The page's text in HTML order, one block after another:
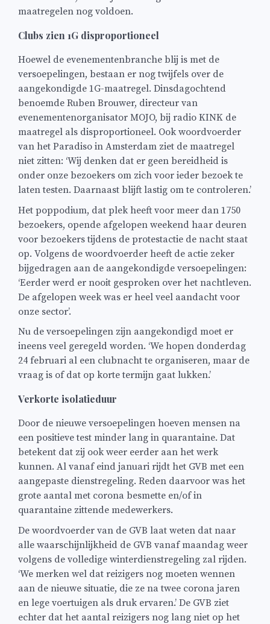
maatregelen nog voldoen.
Clubs zien 1G disproportioneel
Hoewel de evenementenbranche blij is met de
versoepelingen, bestaan er nog twijfels over de
aangekondigde 1G-maatregel. Dinsdagochtend
benoemde Ruben Brouwer, directeur van
evenementenorganisator MOJO, bij radio KINK de
maatregel als disproportioneel. Ook woordvoerder
van het Paradiso in Amsterdam ziet de maatregel
niet zitten: ‘Wij denken dat er geen bereidheid is
onder onze bezoekers om zich voor ieder bezoek te
laten testen. Daarnaast blijft lastig om te controleren.’
Het poppodium, dat plek heeft voor meer dan 1750
bezoekers, opende afgelopen weekend haar deuren
voor bezoekers tijdens de protestactie de nacht staat
op. Volgens de woordvoerder heeft de actie zeker
bijgedragen aan de aangekondigde versoepelingen:
‘Eerder werd er nooit gesproken over het nachtleven.
De afgelopen week was er heel veel aandacht voor
onze sector’.
Nu de versoepelingen zijn aangekondigd moet er
ineens veel geregeld worden. ‘We hopen donderdag
24 februari al een clubnacht te organiseren, maar de
vraag is of dat op korte termijn gaat lukken.’
Verkorte isolatieduur
Door de nieuwe versoepelingen hoeven mensen na
een positieve test minder lang in quarantaine. Dat
betekent dat zij ook weer eerder aan het werk
kunnen. Al vanaf eind januari rijdt het GVB met een
aangepaste dienstregeling. Reden daarvoor was het
grote aantal met corona besmette en/of in
quarantaine zittende medewerkers.
De woordvoerder van de GVB laat weten dat naar
alle waarschijnlijkheid de GVB vanaf maandag weer
volgens de volledige winterdienstregeling zal rijden.
‘We merken wel dat reizigers nog moeten wennen
aan de nieuwe situatie, die ze na twee corona jaren
en lege voertuigen als druk ervaren.’ De GVB ziet
echter dat het aantal reizigers nog lang niet op het